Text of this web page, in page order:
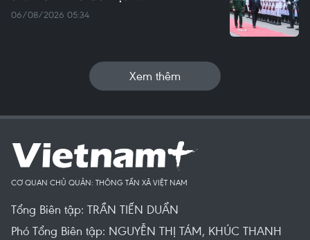
06/08/2026 05:34
Xem thêm
CƠ QUAN CHỦ QUẢN: THÔNG TẤN XÃ VIỆT NAM
Tổng Biên tập: TRẦN TIẾN DUẨN
Phó Tổng Biên tập: NGUYỄN THỊ TÁM, KHÚC THANH